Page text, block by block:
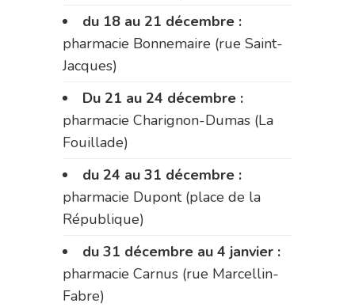
du 18 au 21 décembre :
pharmacie Bonnemaire (rue Saint-
Jacques)
Du 21 au 24 décembre :
pharmacie Charignon-Dumas (La
Fouillade)
du 24 au 31 décembre :
pharmacie Dupont (place de la
République)
du 31 décembre au 4 janvier :
pharmacie Carnus (rue Marcellin-
Fabre)